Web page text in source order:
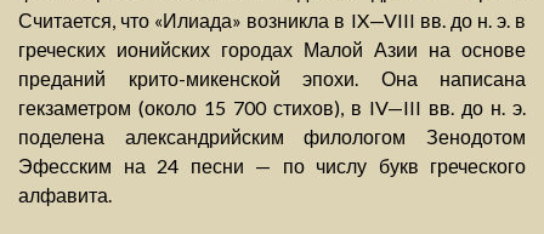
Считается, что «Илиада» возникла в IX—VIII вв. до н. э. в
греческих ионийских городах Малой Азии на основе
преданий крито-микенской эпохи. Она написана
гекзаметром (около 15 700 стихов), в IV—III вв. до н. э.
поделена александрийским филологом Зенодотом
Эфесским на 24 песни — по числу букв греческого
алфавита.